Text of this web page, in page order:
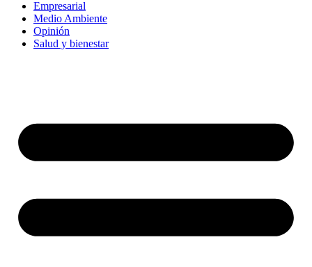
Empresarial
Medio Ambiente
Opinión
Salud y bienestar